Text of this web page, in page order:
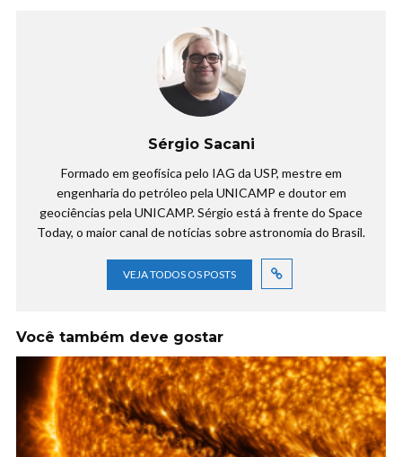
Sérgio Sacani
Formado em geofísica pelo IAG da USP, mestre em
engenharia do petróleo pela UNICAMP e doutor em
geociências pela UNICAMP. Sérgio está à frente do Space
Today, o maior canal de notícias sobre astronomia do Brasil.
VEJA TODOS OS POSTS
Você também deve gostar